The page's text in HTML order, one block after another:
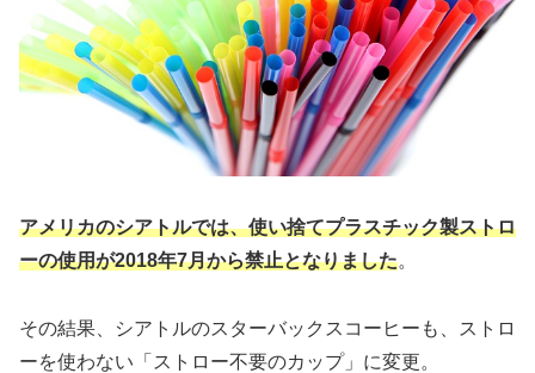
アメリカのシアトルでは、使い捨てプラスチック製ストロ
ーの使用が2018年7月から禁止となりました。
その結果、シアトルのスターバックスコーヒーも、ストロ
ーを使わない「ストロー不要のカップ」に変更。